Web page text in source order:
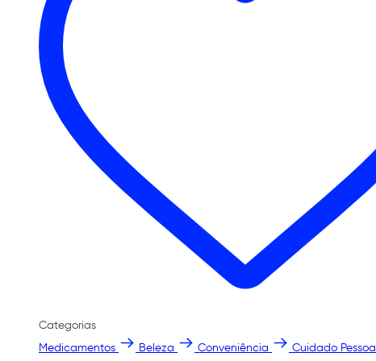
Categorias
Medicamentos
Beleza Conveniência Cuidado Pessoal